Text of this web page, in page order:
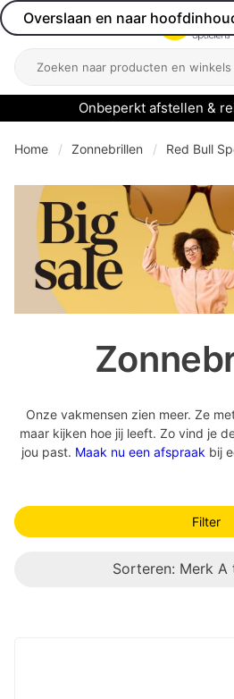
Overslaan en naar
Open menu
Zoeken
Onbeperkt afstellen &
menu
Home Zonnebrillen Red Bull
Onze vakmensen zien meer. Ze
maar kijken hoe jij leeft. Zo vind je
jou past. Maak nu een afspraak bij
Filter
Sorteren: Merk A